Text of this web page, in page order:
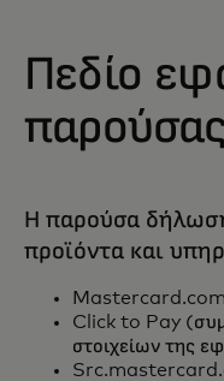
Πεδίο
Η παρούσα
προϊόντα και
Mastercard.com
Click to Pay
στοιχείων της